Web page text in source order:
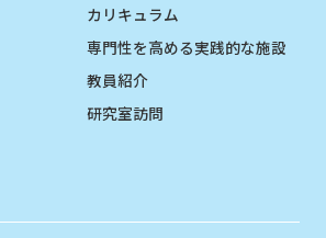
カリキュラム
専門性を高める実践的な施設
教員紹介
研究室訪問